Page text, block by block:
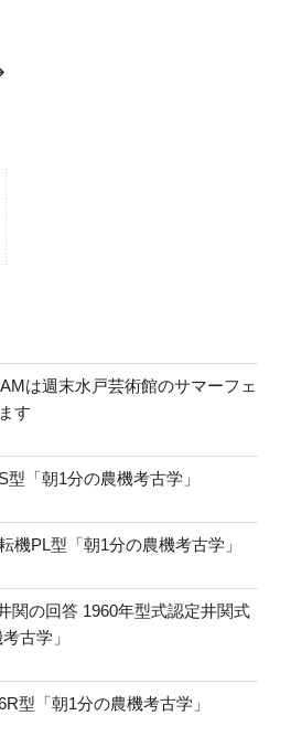
は週末水戸芸術館のサマーフェ
す
「朝1分の農機考古学」
機PL型「朝1分の農機考古学」
関の回答 1960年型式認定井関式
古学」
型「朝1分の農機考古学」